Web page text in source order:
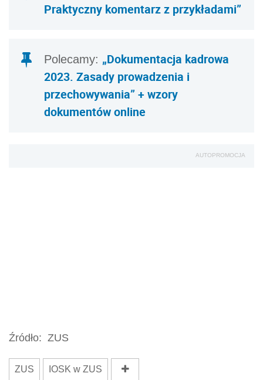
Praktyczny komentarz z przykładami”
Polecamy: „Dokumentacja kadrowa
2023. Zasady prowadzenia i
przechowywania” + wzory
dokumentów online
AUTOPROMOCJA
Źródło: ZUS
ZUS IOSK w ZUS